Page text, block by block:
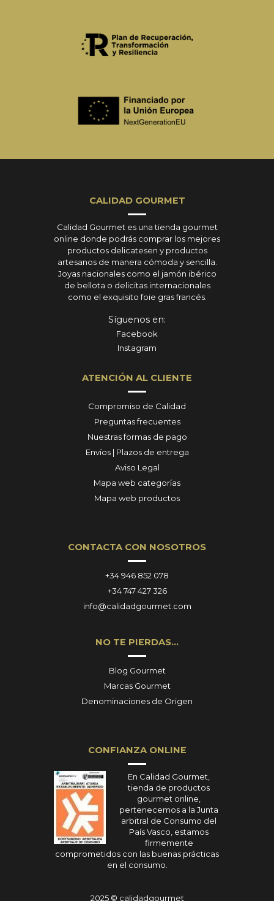
CALIDAD GOURMET
Calidad Gourmet es una tienda gourmet
online donde podrás comprar los mejores
productos delicatesen y productos
artesanos de manera cómoda y sencilla.
Joyas nacionales como el jamón ibérico
de bellota o delicitas internacionales
como el exquisito foie gras francés.
Síguenos en:
Facebook
Instagram
ATENCIÓN AL CLIENTE
Compromiso de Calidad
Preguntas frecuentes
Nuestras formas de pago
Envíos | Plazos de entrega
Aviso Legal
Mapa web categorías
Mapa web productos
CONTACTA CON NOSOTROS
+34 946 852 078
+34 747 427 326
info@calidadgourmet.com
NO TE PIERDAS…
Blog Gourmet
Marcas Gourmet
Denominaciones de Origen
CONFIANZA ONLINE
En Calidad Gourmet,
tienda de productos
gourmet online,
pertenecemos a la Junta
arbitral de Consumo del
País Vasco, estamos
firmemente
comprometidos con las buenas prácticas
en el consumo.
2025 © calidadgourmet